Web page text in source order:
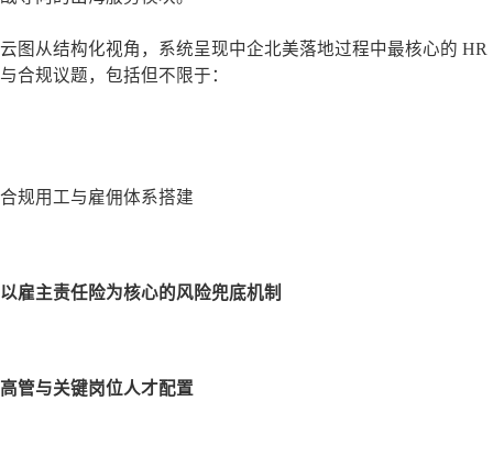
云图从结构化视角，系统呈现中企北美落地过程中最核心的 HR
与合规议题，包括但不限于：
合规用工与雇佣体系搭建
以雇主责任险为核心的风险兜底机制
高管与关键岗位人才配置